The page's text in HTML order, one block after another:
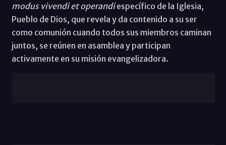
modus vivendi et operandiespecífico de la Iglesia,
Pueblo de Dios, que revela y da contenido a su ser
como comunión cuando todos sus miembros caminan
juntos, se reúnen en asamblea y participan
activamente en su misión evangelizadora.